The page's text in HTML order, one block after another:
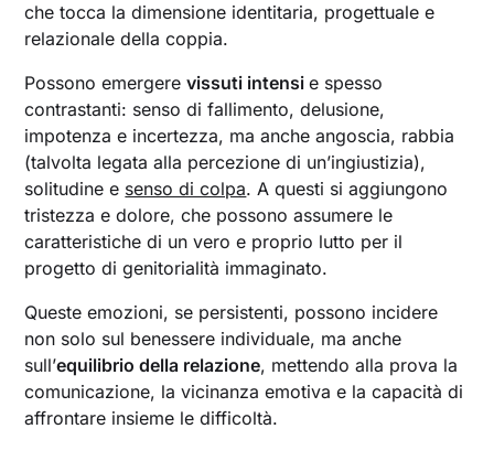
che tocca la dimensione identitaria, progettuale e
relazionale della coppia.
Possono emergerevissuti intensie spesso
contrastanti: senso di fallimento, delusione,
impotenza e incertezza, ma anche angoscia, rabbia
(talvolta legata alla percezione di un’ingiustizia),
solitudine e senso di colpa. A questi si aggiungono
tristezza e dolore, che possono assumere le
caratteristiche di un vero e proprio lutto per il
progetto di genitorialità immaginato.
Queste emozioni, se persistenti, possono incidere
non solo sul benessere individuale, ma anche
sull’equilibrio della relazione, mettendo alla prova la
comunicazione, la vicinanza emotiva e la capacità di
affrontare insieme le difficoltà.